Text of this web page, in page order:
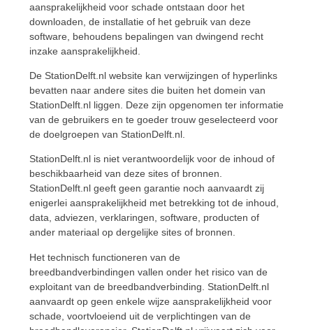
aansprakelijkheid voor schade ontstaan door het
downloaden, de installatie of het gebruik van deze
software, behoudens bepalingen van dwingend recht
inzake aansprakelijkheid.
De StationDelft.nl website kan verwijzingen of hyperlinks
bevatten naar andere sites die buiten het domein van
StationDelft.nl liggen. Deze zijn opgenomen ter informatie
van de gebruikers en te goeder trouw geselecteerd voor
de doelgroepen van StationDelft.nl.
StationDelft.nl is niet verantwoordelijk voor de inhoud of
beschikbaarheid van deze sites of bronnen.
StationDelft.nl geeft geen garantie noch aanvaardt zij
enigerlei aansprakelijkheid met betrekking tot de inhoud,
data, adviezen, verklaringen, software, producten of
ander materiaal op dergelijke sites of bronnen.
Het technisch functioneren van de
breedbandverbindingen vallen onder het risico van de
exploitant van de breedbandverbinding. StationDelft.nl
aanvaardt op geen enkele wijze aansprakelijkheid voor
schade, voortvloeiend uit de verplichtingen van de